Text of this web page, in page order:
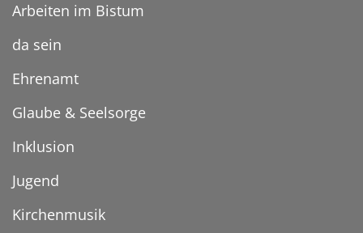
Arbeiten im Bistum
da sein
Ehrenamt
Glaube & Seelsorge
Inklusion
Jugend
Kirchenmusik